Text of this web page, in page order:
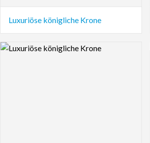
Luxuriöse königliche Krone
Logo Preview Image